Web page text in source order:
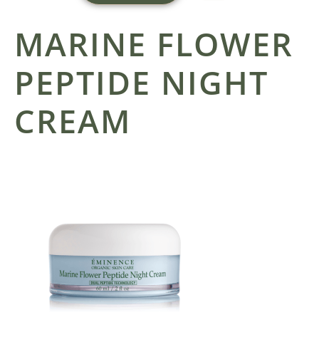
MARINE FLOWER
PEPTIDE NIGHT
CREAM